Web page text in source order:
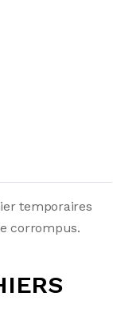
temporaires
corrompus.